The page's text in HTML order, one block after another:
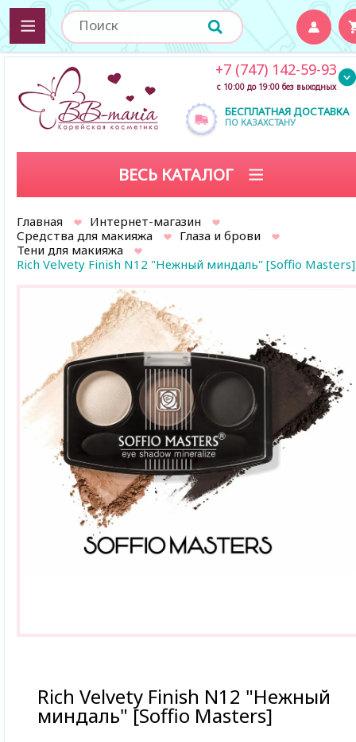
БЕСПЛАТНАЯ ДОСТАВКА
ПО КАЗАХСТАНУ
+7 (747) 142-59-93
с 10:00 до 19:00 без выходных
ВЕСЬ КАТАЛОГ
Главная
Интернет-магазин
Средства для макияжа
Глаза и брови
Тени для макияжа
Rich Velvety Finish N12 "Нежный миндаль" [Soffio Masters]
Rich Velvety Finish N12 "Нежный
миндаль" [Soffio Masters]